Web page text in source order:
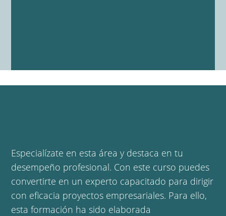
Especialízate en esta área y destaca en tu
desempeño profesional. Con este curso puedes
convertirte en un experto capacitado para dirigir
con eficacia proyectos empresariales. Para ello,
esta formación ha sido elaborada